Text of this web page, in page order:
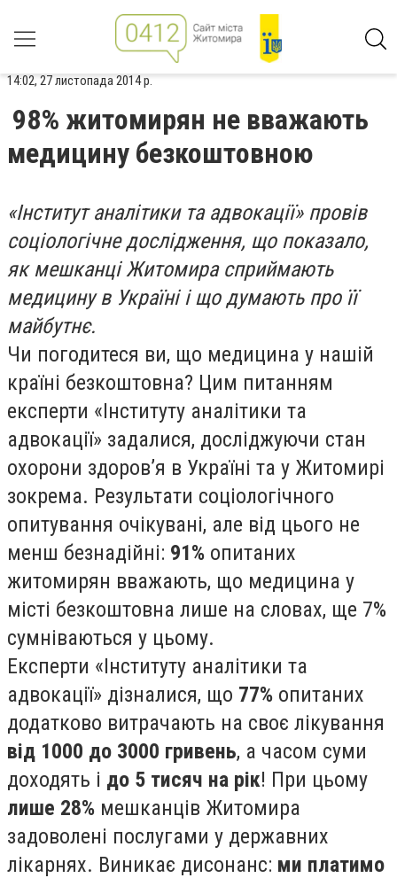
14:02, 27 листопада 2014 р.
98% житомирян не вважають
медицину безкоштовною
«Інститут аналітики та адвокації» провів
соціологічне дослідження, що показало,
як мешканці Житомира сприймають
медицину в Україні і що думають про її
майбутнє.
Чи погодитеся ви, що медицина у нашій
країні безкоштовна? Цим питанням
експерти «Інституту аналітики та
адвокації» задалися, досліджуючи стан
охорони здоров’я в Україні та у Житомирі
зокрема. Результати соціологічного
опитування очікувані, але від цього не
менш безнадійні: 91% опитаних
житомирян вважають, що медицина у
місті безкоштовна лише на словах, ще 7%
сумніваються у цьому.
Експерти «Інституту аналітики та
адвокації» дізналися, що 77% опитаних
додатково витрачають на своє лікування
від 1000 до 3000 гривень, а часом суми
доходять і до 5 тисяч на рік! При цьому
лише 28% мешканців Житомира
задоволені послугами у державних
лікарнях. Виникає дисонанс: ми платимо